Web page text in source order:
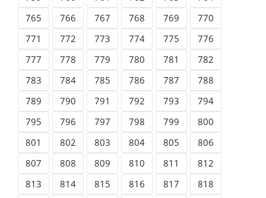
765
766 767 768 769
770
771
772 773 774 775
776
777
778 779 780 781
782
783
784 785 786 787
788
789
790 791 792 793
794
795
796 797 798 799
800
801
802 803 804 805
806
807
808 809 810 811
812
813
814 815 816 817
818